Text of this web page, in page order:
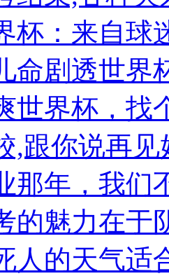
杯：来自球
命剧透世界
世界杯，找
,跟你说再见
那年，我们
的魅力在于
人的天气适